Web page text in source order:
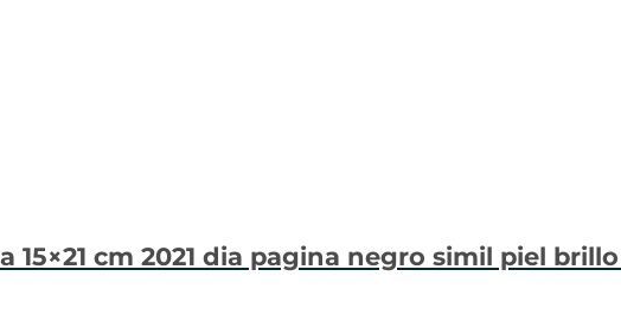
cm 2021 dia pagina negro simil piel